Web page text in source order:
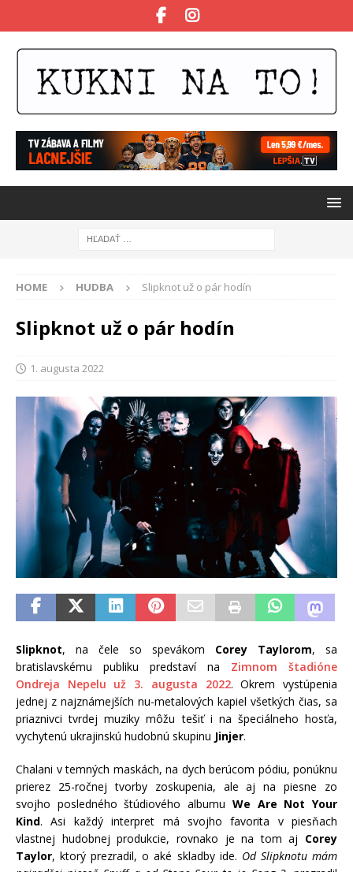
HOME HUDBA Slipknot už o pár hodín
Slipknot už o pár hodín
1. augusta 2022
Slipknot, na čele so spevákom Corey Taylorom, sa
bratislavskému publiku predstaví na Zimnom štadióne
Ondreja Nepelu už 3. augusta 2022. Okrem vystúpenia
jednej z najznámejších nu-metalových kapiel všetkých čias, sa
priaznivci tvrdej muziky môžu tešiť i na špeciálneho hosťa,
vychytenú ukrajinskú hudobnú skupinu Jinjer.
Chalani v temných maskách, na dych berúcom pódiu, ponúknu
prierez 25-ročnej tvorby zoskupenia, ale aj na piesne zo
svojho posledného štúdiového albumu We Are Not Your
Kind. Asi každý interpret má svojho favorita v piesňach
vlastnej hudobnej produkcie, rovnako je na tom aj Corey
Taylor, ktorý prezradil, o aké skladby ide. Od Slipknotu mám